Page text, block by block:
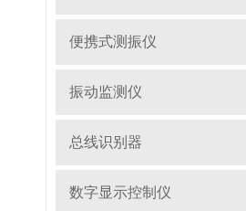
便携式测振仪
振动监测仪
总线识别器
数字显示控制仪